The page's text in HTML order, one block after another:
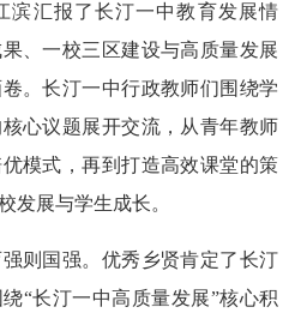
汇报了长汀一中教育发展情
、一校三区建设与高质量发展
。长汀一中行政教师们围绕学
心议题展开交流，从青年教师
模式，再到打造高效课堂的策
发展与学生成长。
国强。优秀乡贤肯定了长汀
“长汀一中高质量发展”核心积